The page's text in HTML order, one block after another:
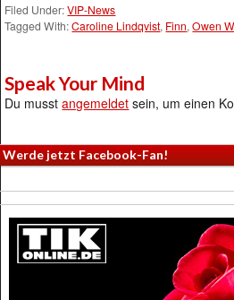
Filed Under:VIP-News
Tagged With:Caroline Lindqvist, Finn,Owen
Speak Your Mind
Du musstangemeldet sein, um einen
Werde jetzt Facebook-Fan!